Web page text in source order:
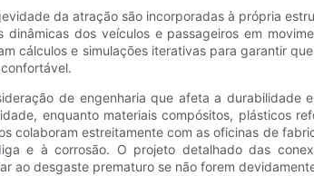
da atração são incorporadas à própria
dinâmicas dos veículos e passageiros em
cálculos e simulações iterativas para garantir
de engenharia que afeta a
enquanto materiais compósitos, plásticos
colaboram estreitamente com as oficinas de
e à corrosão. O projeto detalhado das
ao desgaste prematuro se não forem